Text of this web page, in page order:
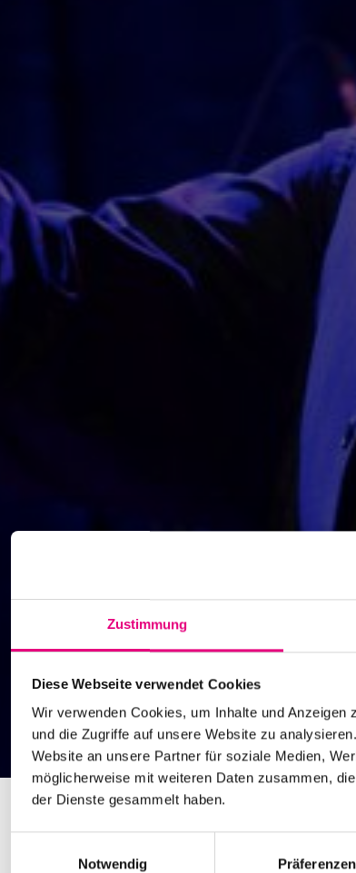
Zustimmung
Diese Webseite verwendet Cookies
Wir verwenden Cookies, um Inhalte und
und die Zugriffe auf unsere Website zu
Website an unsere Partner für soziale Medien,
möglicherweise mit weiteren Daten zusammen,
der Dienste gesammelt haben.
Notwendig
Präferenzen